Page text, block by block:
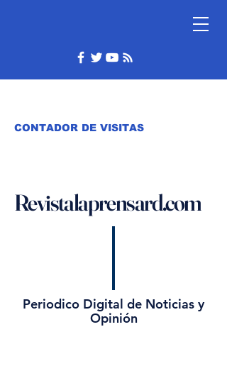
CONTADOR DE VISITAS
Revistalaprensard.com
Periodico Digital de Noticias y
Opinión